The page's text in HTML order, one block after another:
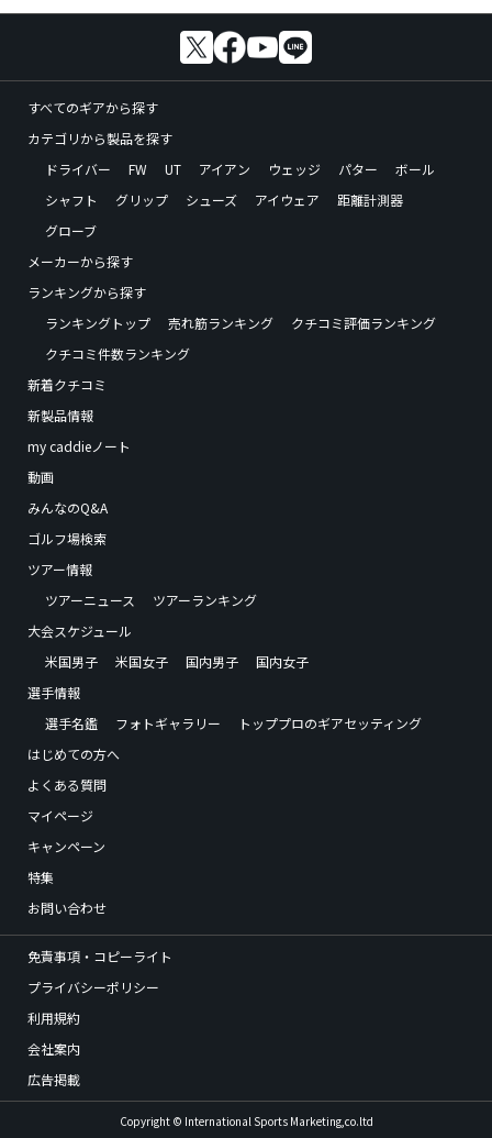
すべてのギアから探す
カテゴリから製品を探す
ドライバー
FW UT アイアン ウェッジ パター
ボール
シャフト
グリップ シューズ アイウェア
距離計測器
グローブ
メーカーから探す
ランキングから探す
ランキングトップ
売れ筋ランキング
クチコミ評価ランキング
クチコミ件数ランキング
新着クチコミ
新製品情報
my caddieノート
動画
みんなのQ&A
ゴルフ場検索
ツアー情報
ツアーニュース
ツアーランキング
大会スケジュール
米国男子
米国女子 国内男子
国内女子
選手情報
選手名鑑
フォトギャラリー
トッププロのギアセッティング
はじめての方へ
よくある質問
マイページ
キャンペーン
特集
お問い合わせ
免責事項・コピーライト
プライバシーポリシー
利用規約
会社案内
広告掲載
Copyright © International Sports Marketing,co.ltd